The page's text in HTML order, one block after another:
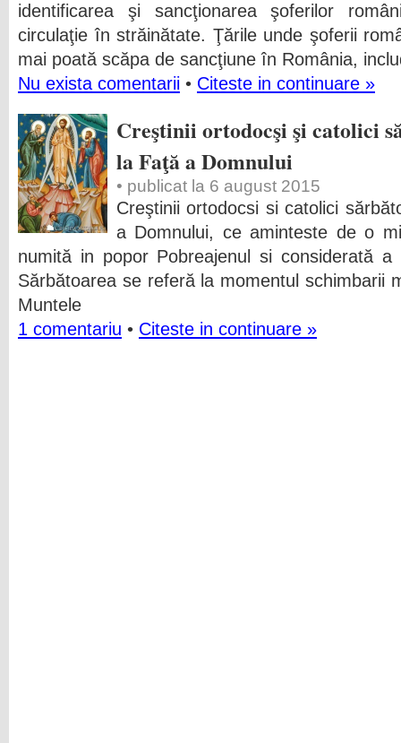
identificarea şi sancţionarea şoferilor
circulaţie în străinătate. Ţările unde şoferii
mai poată scăpa de sancţiune în România,
Nu exista comentarii • Citeste in continuare »
Creştinii ortodocşi şi catolici
la Faţă a Domnului
• publicat la 6 august 2015
Creştinii ortodocsi si catolici
a Domnului, ce aminteste de o
numită in popor Pobreajenul si considerată
Sărbătoarea se referă la momentul schimbarii
Muntele
1 comentariu • Citeste in continuare »